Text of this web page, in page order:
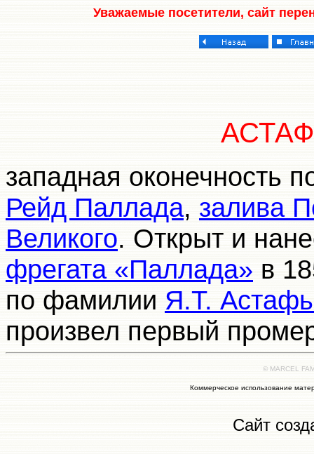
Уважаемые посетители, сайт
западная оконечность
Рейд Паллада, залива
Великого. Открыт и
фрегата «Паллада» в
по фамилии Я.Т.
произвел первый
© MARCEL
Коммерческое использование
Сайт